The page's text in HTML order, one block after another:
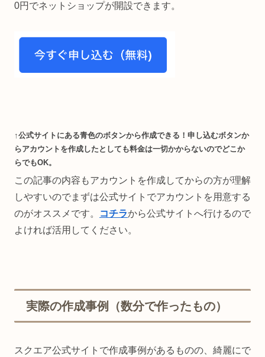
0円でネットショップが開設できます。
↑公式サイトにある青色のボタンから作成できる！申し込むボタンか
らアカウントを作成したとしても料金は一切かからないのでどこか
らでもOK。
この記事の内容もアカウントを作成してからの方が理解
しやすいのでまずは公式サイトでアカウントを用意する
のがオススメです。
コチラから公式サイトへ行けるので
よければ活用してください。
実際の作成事例（数分で作ったもの）
スクエア公式サイトで作成事例があるものの、綺麗にで